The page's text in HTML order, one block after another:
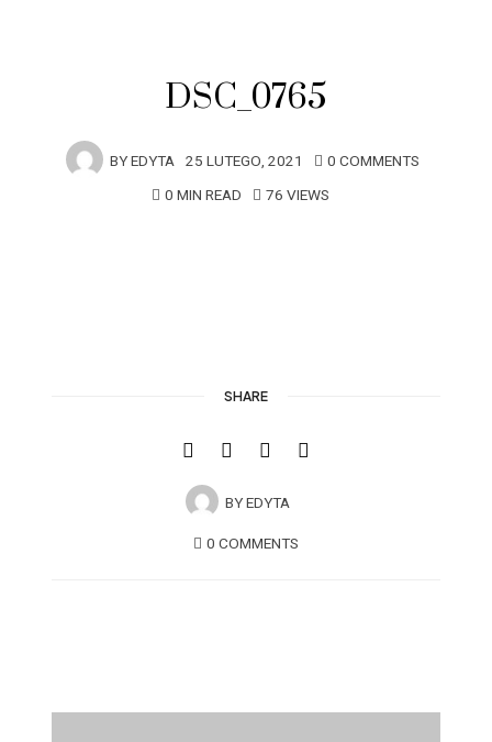
DSC_0765
BYEDYTA 25 LUTEGO, 2021
0 COMMENTS
0 MIN READ
76 VIEWS
SHARE
BYEDYTA
0 COMMENTS